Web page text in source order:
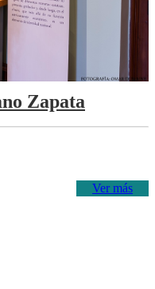
Zapata
Ver más